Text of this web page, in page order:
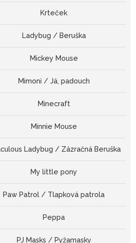
Krteček
Ladybug / Beruška
Mickey Mouse
Mimoni / Já, padouch
Minecraft
Minnie Mouse
Ladybug / Zázračná Beruška
My little pony
Paw Patrol / Tlapková patrola
Peppa
PJ Masks / Pyžamasky